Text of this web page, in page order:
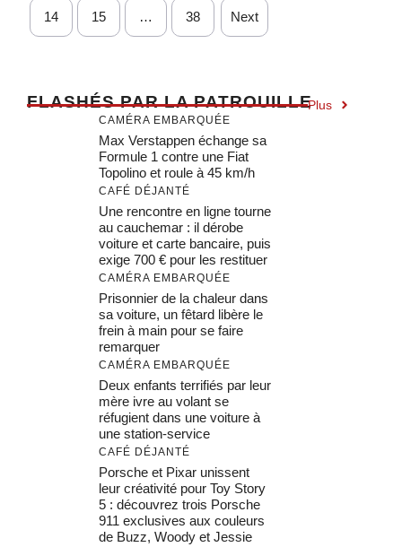
14 15 … 38 Next
FLASHÉS PAR LA PATROUILLEPlus
CAMÉRA EMBARQUÉE
Max Verstappen échange sa
Formule 1 contre une Fiat
Topolino et roule à 45 km/h
CAFÉ DÉJANTÉ
Une rencontre en ligne tourne
au cauchemar : il dérobe
voiture et carte bancaire, puis
exige 700 € pour les restituer
CAMÉRA EMBARQUÉE
Prisonnier de la chaleur dans
sa voiture, un fêtard libère le
frein à main pour se faire
remarquer
CAMÉRA EMBARQUÉE
Deux enfants terrifiés par leur
mère ivre au volant se
réfugient dans une voiture à
une station-service
CAFÉ DÉJANTÉ
Porsche et Pixar unissent
leur créativité pour Toy Story
5 : découvrez trois Porsche
911 exclusives aux couleurs
de Buzz, Woody et Jessie